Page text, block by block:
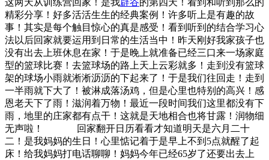
这两天从训练营回家！是我辟谷的第四天！看到和听到那么的
精彩分享！好多活活生生的经典案例！许多听上是有趣的故
事！其实是每个触目惊心的真是感受！看到听到的结合学习心
法以后回家就要运用到日常的生活当中！昨天刚好我家孩子也
没有出去上班休息在家！于是晚上就准备已经三口来一场家庭
型的篮球比赛！去篮球场的路上天上云彩就多！走到没有篮球
架的球场小雨就淅淅沥沥的下起来了！于是我们往回走！走到
一半雨就下大了！被淋成落汤鸡，但是心里也特别的高兴！感
恩老天下了雨！滋润着万物！最近一段时间我们这里都没有下
雨，地里的庄家都有点干！这就是天地相合也将甘露！润物细
无声啦！ 回家翻开日历看看才知道明天是六月二十
二！是我妈妈的生日！心里惦记着于是早上不到5点就醒了起
床！给我妈妈打电话聊聊！妈妈今年已经65岁了还要出去上